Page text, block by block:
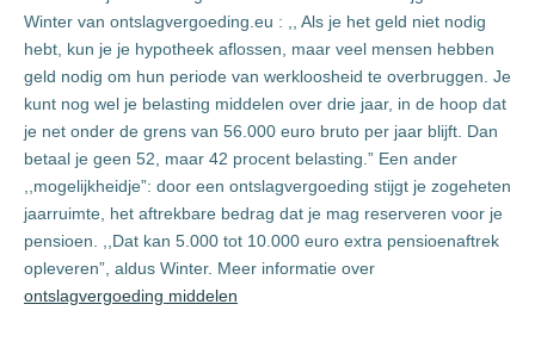
Winter van ontslagvergoeding.eu : ,, Als je het geld niet nodig
hebt, kun je je hypotheek aflossen, maar veel mensen hebben
geld nodig om hun periode van werkloosheid te overbruggen. Je
kunt nog wel je belasting middelen over drie jaar, in de hoop dat
je net onder de grens van 56.000 euro bruto per jaar blijft. Dan
betaal je geen 52, maar 42 procent belasting.” Een ander
,,mogelijkheidje”: door een ontslagvergoeding stijgt je zogeheten
jaarruimte, het aftrekbare bedrag dat je mag reserveren voor je
pensioen. ,,Dat kan 5.000 tot 10.000 euro extra pensioenaftrek
opleveren”, aldus Winter. Meer informatie over
ontslagvergoeding middelen